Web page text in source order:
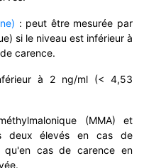
: peut être mesurée par
si le niveau est inférieur à
carence.
à 2 ng/ml (< 4,53
(MMA) et
deux élevés en cas de
qu'en cas de carence en